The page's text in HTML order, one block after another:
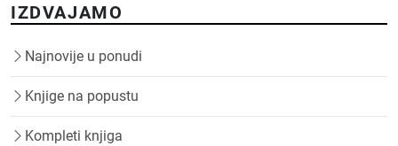
IZDVAJAMO
Najnovije u ponudi
Knjige na popustu
Kompleti knjiga